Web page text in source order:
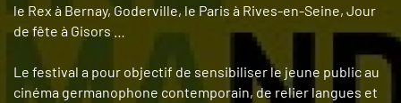
le Rex à Bernay, Goderville, le Paris à Rives-en-Seine, Jour
de fête à Gisors …
Le festival a pour objectif de sensibiliser le jeune public au
cinéma germanophone contemporain, de relier langues et